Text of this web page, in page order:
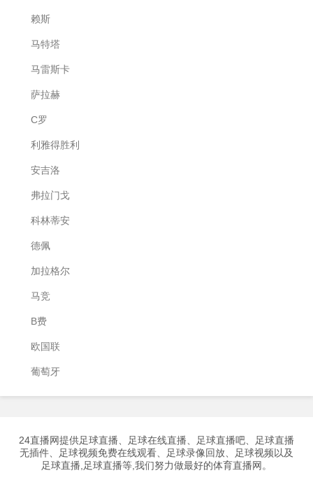
赖斯
马特塔
马雷斯卡
萨拉赫
C罗
利雅得胜利
安吉洛
弗拉门戈
科林蒂安
德佩
加拉格尔
马竞
B费
欧国联
葡萄牙
24直播网提供足球直播、足球在线直播、足球直播吧、足球直播
无插件、足球视频免费在线观看、足球录像回放、足球视频以及
足球直播,足球直播等,我们努力做最好的体育直播网。